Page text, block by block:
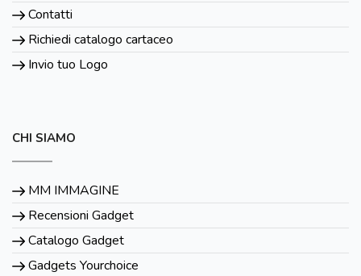
Contatti
Richiedi catalogo cartaceo
Invio tuo Logo
CHI SIAMO
MM IMMAGINE
Recensioni Gadget
Catalogo Gadget
Gadgets Yourchoice